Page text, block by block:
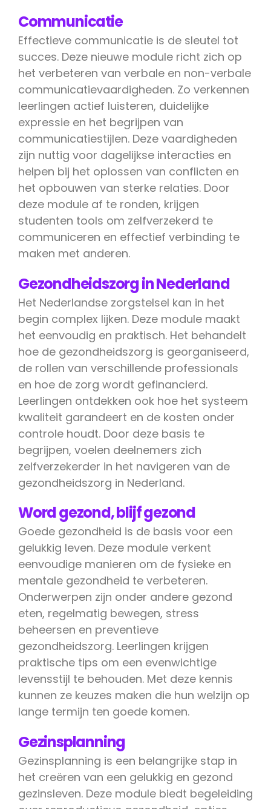
Communicatie
Effectieve communicatie is de sleutel tot
succes. Deze nieuwe module richt zich op
het verbeteren van verbale en non-verbale
communicatievaardigheden. Zo verkennen
leerlingen actief luisteren, duidelijke
expressie en het begrijpen van
communicatiestijlen. Deze vaardigheden
zijn nuttig voor dagelijkse interacties en
helpen bij het oplossen van conflicten en
het opbouwen van sterke relaties. Door
deze module af te ronden, krijgen
studenten tools om zelfverzekerd te
communiceren en effectief verbinding te
maken met anderen.
Gezondheidszorg in Nederland
Het Nederlandse zorgstelsel kan in het
begin complex lijken. Deze module maakt
het eenvoudig en praktisch. Het behandelt
hoe de gezondheidszorg is georganiseerd,
de rollen van verschillende professionals
en hoe de zorg wordt gefinancierd.
Leerlingen ontdekken ook hoe het systeem
kwaliteit garandeert en de kosten onder
controle houdt. Door deze basis te
begrijpen, voelen deelnemers zich
zelfverzekerder in het navigeren van de
gezondheidszorg in Nederland.
Word gezond, blijf gezond
Goede gezondheid is de basis voor een
gelukkig leven. Deze module verkent
eenvoudige manieren om de fysieke en
mentale gezondheid te verbeteren.
Onderwerpen zijn onder andere gezond
eten, regelmatig bewegen, stress
beheersen en preventieve
gezondheidszorg. Leerlingen krijgen
praktische tips om een evenwichtige
levensstijl te behouden. Met deze kennis
kunnen ze keuzes maken die hun welzijn op
lange termijn ten goede komen.
Gezinsplanning
Gezinsplanning is een belangrijke stap in
het creëren van een gelukkig en gezond
gezinsleven. Deze module biedt begeleiding